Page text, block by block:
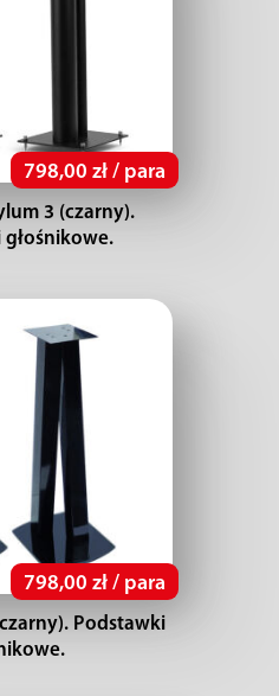
798,00 zł / para
3 (czarny).
głośnikowe.
798,00 zł / para
Podstawki